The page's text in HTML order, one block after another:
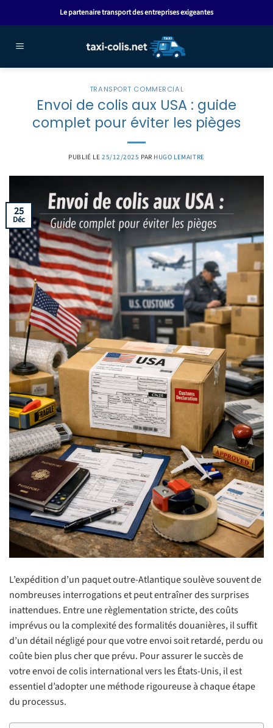
au
Le partenaire transport des entreprises exigeantes
TRANSPORT COMMERCIAL
Envoi de colis aux USA : guide
complet pour éviter les pièges
PUBLIÉ LE 25/12/2025 PAR HUGO LEMAITRE
25
Déc
L’expédition d’un paquet outre-Atlantique soulève souvent de
nombreuses interrogations et peut entraîner des surprises
inattendues. Entre une règlementation stricte, des coûts
imprévus ou la complexité des formalités douanières, il suffit
d’un détail négligé pour que votre envoi soit retardé, perdu ou
coûte bien plus cher que prévu. Pour assurer le succès de
votre envoi de colis international vers les États-Unis, il est
essentiel d’adopter une méthode rigoureuse à chaque étape
du processus.